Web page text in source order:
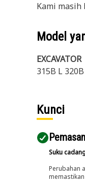
Kami
Model
EXCAVATOR
315B L
Kunci
Suku
Perubahan